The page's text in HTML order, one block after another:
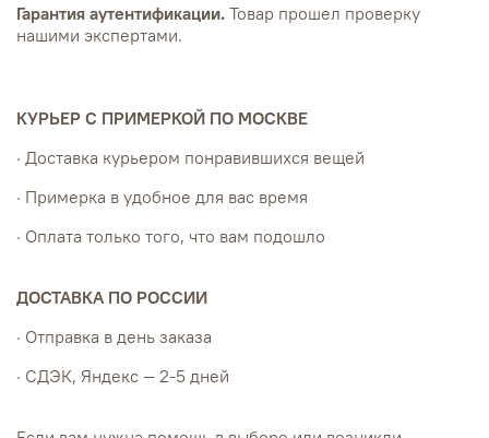
Гарантия аутентификации. Товар прошел проверку
нашими экспертами.
КУРЬЕР С ПРИМЕРКОЙ ПО МОСКВЕ
· Доставка курьером понравившихся вещей
· Примерка в удобное для вас время
· Оплата только того, что вам подошло
ДОСТАВКА ПО РОССИИ
· Отправка в день заказа
· СДЭК, Яндекс — 2-5 дней